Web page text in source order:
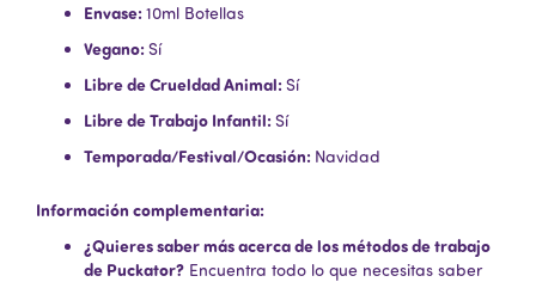
Envase: 10ml Botellas
Vegano: Sí
Libre de Crueldad Animal: Sí
Libre de Trabajo Infantil: Sí
Temporada/Festival/Ocasión: Navidad
Información complementaria:
¿Quieres saber más acerca de los métodos de trabajo
de Puckator? Encuentra todo lo que necesitas saber